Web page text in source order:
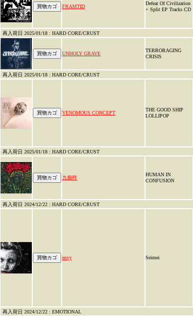
FRAMTID
Defeat Of Civilization
+ Split EP Tracks CD
再入荷日 2025/01/18 : HARD CORE/CRUST
UNHOLY GRAVE
TERRORAGING
CRISIS
再入荷日 2025/01/18 : HARD CORE/CRUST
VENOMOUS CONCEPT
THE GOOD SHIP
LOLLIPOP
再入荷日 2025/01/18 : HARD CORE/CRUST
九狼吽
HUMAN IN
CONFUSION
再入荷日 2024/12/22 : HARD CORE/CRUST
envy Seimei
再入荷日 2024/12/22 : EMOTIONAL